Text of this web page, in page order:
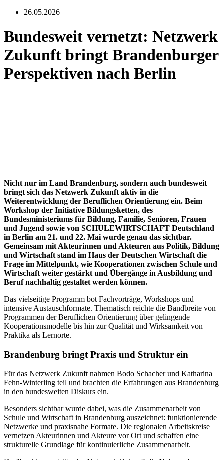
26.05.2026
Bundesweit vernetzt: Netzwerk
Zukunft bringt Brandenburger
Perspektiven nach Berlin
Nicht nur im Land Brandenburg, sondern auch bundesweit
bringt sich das Netzwerk Zukunft aktiv in die
Weiterentwicklung der Beruflichen Orientierung ein. Beim
Workshop der Initiative Bildungsketten, des
Bundesministeriums für Bildung, Familie, Senioren, Frauen
und Jugend sowie von SCHULEWIRTSCHAFT Deutschland
in Berlin am 21. und 22. Mai wurde genau das sichtbar.
Gemeinsam mit Akteurinnen und Akteuren aus Politik, Bildung
und Wirtschaft stand im Haus der Deutschen Wirtschaft die
Frage im Mittelpunkt, wie Kooperationen zwischen Schule und
Wirtschaft weiter gestärkt und Übergänge in Ausbildung und
Beruf nachhaltig gestaltet werden können.
Das vielseitige Programm bot Fachvorträge, Workshops und
intensive Austauschformate. Thematisch reichte die Bandbreite von
Programmen der Beruflichen Orientierung über gelingende
Kooperationsmodelle bis hin zur Qualität und Wirksamkeit von
Praktika als Lernorte.
Brandenburg bringt Praxis und Struktur ein
Für das Netzwerk Zukunft nahmen Bodo Schacher und Katharina
Fehn-Winterling teil und brachten die Erfahrungen aus Brandenburg
in den bundesweiten Diskurs ein.
Besonders sichtbar wurde dabei, was die Zusammenarbeit von
Schule und Wirtschaft in Brandenburg auszeichnet: funktionierende
Netzwerke und praxisnahe Formate. Die regionalen Arbeitskreise
vernetzen Akteurinnen und Akteure vor Ort und schaffen eine
strukturelle Grundlage für kontinuierliche Zusammenarbeit.